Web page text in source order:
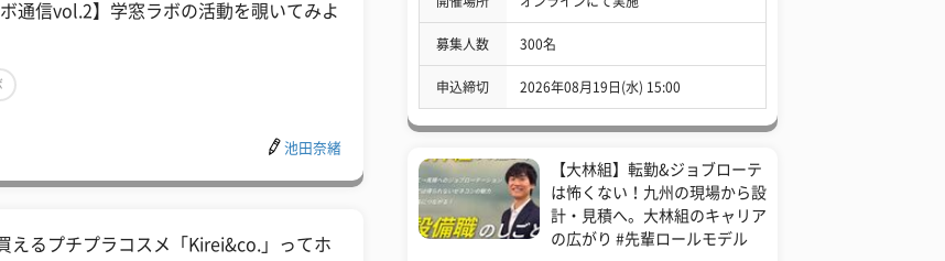
ボ通信vol.2】学窓ラボの活動を覗いてみよ
池田奈緒
えるプチプラコスメ「Kirei&co.」ってホ
募集人数 300名
申込締切 2026年08月19日(水) 15:00
【大林組】転勤&ジョブローテ
は怖くない！九州の現場から設
計・見積へ。大林組のキャリア
の広がり #先輩ロールモデル